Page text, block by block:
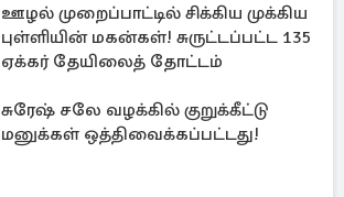
ஊழல் முறைப்பாட்டில் சிக்கிய முக்கிய
புள்ளியின் மகன்கள்! சுருட்டப்பட்ட 135
ஏக்கர் தேயிலைத் தோட்டம்
சுரேஷ் சலே வழக்கில் குறுக்கீட்டு
மனுக்கள் ஒத்திவைக்கப்பட்டது!